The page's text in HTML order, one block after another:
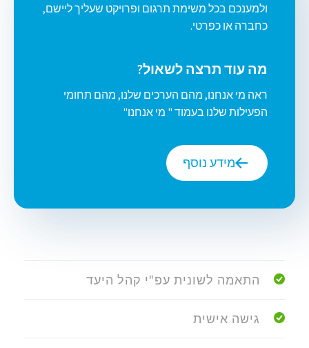
ולמענכם בכל משימת תרגום ופרויקט שעליך ליישם,
כחברה או כפרטי.
מה עוד תרצה לשאול?
ראה מי אנחנו, מהם הערכים שלנו, מהם תחומי
הפעילות שלנו בעמוד " מי אנחנו"
מידע נוסף
התאמה לשונית עפ"י קהל היעד
גישה אישית